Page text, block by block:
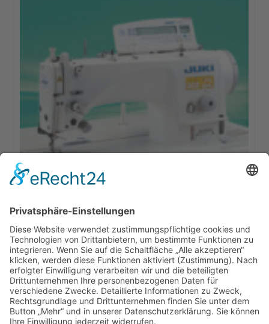
Juki DLN-9010 ASS Industrienähmaschine
3.995,00€
In den Warenkorb